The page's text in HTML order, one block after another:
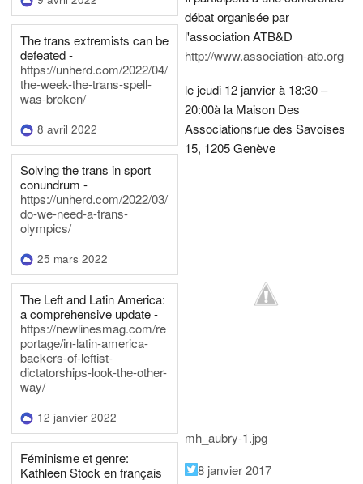
The trans extremists can be
defeated -
https://unherd.com/2022/04/
the-week-the-trans-spell-
was-broken/
8 avril 2022
Solving the trans in sport
conundrum -
https://unherd.com/2022/03/
do-we-need-a-trans-
olympics/
25 mars 2022
The Left and Latin America:
a comprehensive update -
https://newlinesmag.com/re
portage/in-latin-america-
backers-of-leftist-
dictatorships-look-the-other-
way/
12 janvier 2022
Féminisme et genre:
Kathleen Stock en français
débat organisée par
l'association ATB&D
http://www.association-atb.org
le jeudi 12 janvier à 18:30 –
20:00à la Maison Des
Associationsrue des Savoises
15, 1205 Genève
mh_aubry-1.jpg
8 janvier 2017